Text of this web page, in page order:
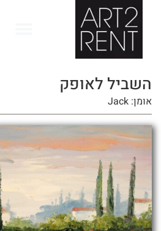
השביל לאופק
אומן: Jack